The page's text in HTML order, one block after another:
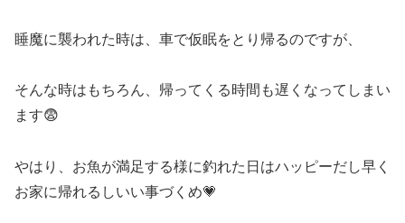
睡魔に襲われた時は、車で仮眠をとり帰るのですが、
そんな時はもちろん、帰ってくる時間も遅くなってしまい
ます😨
やはり、お魚が満足する様に釣れた日はハッピーだし早く
お家に帰れるしいい事づくめ💗